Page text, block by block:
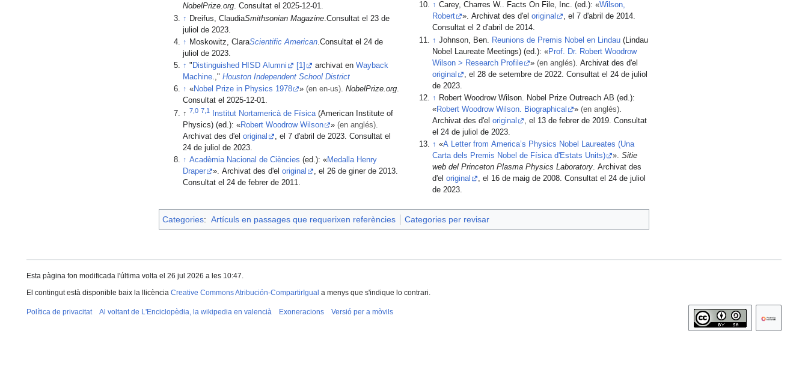
NobelPrize.org. Consultat el 2025-12-01.
↑ Dreifus, ClaudiaSmithsonian Magazine .Consultat el 23 de
juliol de 2023.
↑ Moskowitz, ClaraScientific American.Consultat el 24 de
juliol de 2023.
↑ " Distinguished HISD Alumni [1] archivat enWayback
Machine.,"Houston Independent School District
↑ «Nobel Prize in Physics 1978 »(en en-us).NobelPrize.org.
Consultat el 2025-12-01.
↑ 7,0 7,1 Institut Nortamericà de Física (American Institute of
Physics) (ed.): «Robert Woodrow Wilson »(en anglés)
Archivat des d'eloriginal
, el 7 d'abril de 2023. Consultat el
24 de juliol de 2023.
↑ Acadèmia Nacional de Ciències (ed.): «Medalla Henry
Draper
». Archivat des d'eloriginal
, el 26 de giner de 2013.
Consultat el 24 de febrer de 2011.
↑
Carey, Charres W.. Facts On File, Inc. (ed.): «Wilson,
Robert
». Archivat des d'eloriginal
, el 7 d'abril de 2014.
Consultat el 2 d'abril de 2014.
↑ Johnson, Ben. Reunions de Premis Nobel en Lindau (Lindau
Nobel Laureate Meetings) (ed.): «Prof. Dr. Robert Woodrow
Wilson > Research Profile
»(en anglés) . Archivat des d'el
original
, el 28 de setembre de 2022. Consultat el 24 de juliol
de 2023.
↑ Robert Woodrow Wilson. Nobel Prize Outreach AB (ed.):
«Robert Woodrow Wilson. Biographical »(en anglés).
Archivat des d'eloriginal
, el 13 de febrer de 2019. Consultat
el 24 de juliol de 2023.
↑ «A Letter from America’s Physics Nobel Laureates (Una
Carta dels Premis Nobel de Física d'Estats Units)
».Sitie
web del Princeton Plasma Physics Laboratory. Archivat des
d'eloriginal
, el 16 de maig de 2008. Consultat el 24 de juliol
de 2023.
Categories: Artículs en passages que requerixen referències Categories per revisar
Esta pàgina fon modificada l'última volta el 26 jul 2026 a les 10:47.
El contingut està disponible baix la llicència Creative Commons Atribución-CompartirIgual a menys que s'indique lo contrari.
Política de privacitat Al voltant de L'Enciclopèdia, la wikipedia en valencià Exoneracions Versió per a mòvils